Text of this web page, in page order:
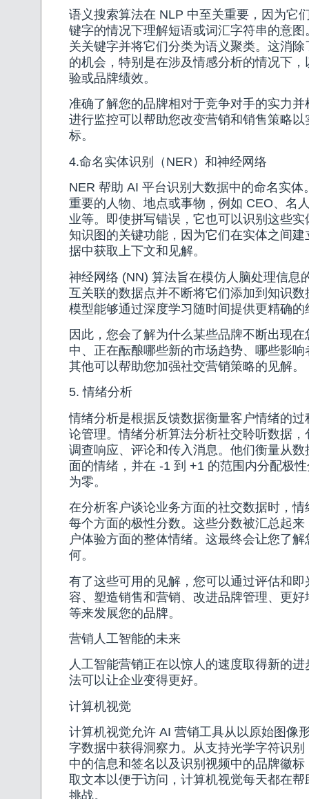
语义搜索算法在 NLP 中至关重要，因为它
键字的情况下理解短语或词汇字符串的意
关关键字并将它们分类为语义聚类。这消
的机会，特别是在涉及情感分析的情况下
验或品牌绩效。
准确了解您的品牌相对于竞争对手的实力
进行监控可以帮助您改变营销和销售策略
标。
4.命名实体识别（NER）和神经网络
NER 帮助 AI 平台识别大数据中的命名实体
重要的人物、地点或事物，例如 CEO、名
业等。即使拼写错误，它也可以识别这些
知识图的关键功能，因为它们在实体之间
据中获取上下文和见解。
神经网络 (NN) 算法旨在模仿人脑处理信息
互关联的数据点并不断将它们添加到知识
模型能够通过深度学习随时间提供更精确的
因此，您会了解为什么某些品牌不断出现
中、正在酝酿哪些新的市场趋势、哪些影
其他可以帮助您加强社交营销策略的见解。
5. 情绪分析
情绪分析是根据反馈数据衡量客户情绪的
论管理。情绪分析算法分析社交聆听数据
调查响应、评论和传入消息。他们衡量从
面的情绪，并在 -1 到 +1 的范围内分配极
为零。
在分析客户谈论业务方面的社交数据时，
每个方面的极性分数。这些分数被汇总起
户体验方面的整体情绪。这最终会让您了
何。
有了这些可用的见解，您可以通过评估和
容、塑造销售和营销、改进品牌管理、更
等来发展您的品牌。
营销人工智能的未来
人工智能营销正在以惊人的速度取得新的
法可以让企业变得更好。
计算机视觉
计算机视觉允许 AI 营销工具从以原始图像
字数据中获得洞察力。从支持光学字符识
中的信息和签名以及识别视频中的品牌徽
取文本以便于访问，计算机视觉每天都在
挑战。